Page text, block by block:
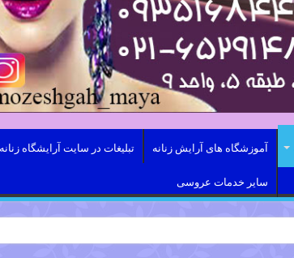
آموزشگاه های آرایش زنانه تبلیغات در سایت آرایشگاه زنانه
سایر خدمات عروسی